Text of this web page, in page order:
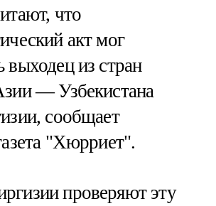
что
акт мог
выходец из стран
— Узбекистана
сообщает
"Хюрриет".
проверяют эту